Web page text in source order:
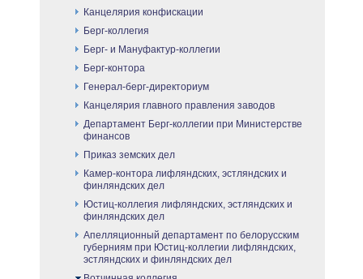
Канцелярия конфискации
Берг-коллегия
Берг- и Мануфактур-коллегии
Берг-контора
Генерал-берг-директориум
Канцелярия главного правления заводов
Департамент Берг-коллегии при Министерстве
финансов
Приказ земских дел
Камер-контора лифляндских, эстляндских и
финляндских дел
Юстиц-коллегия лифляндских, эстляндских и
финляндских дел
Апелляционный департамент по белорусским
губерниям при Юстиц-коллегии лифляндских,
эстляндских и финляндских дел